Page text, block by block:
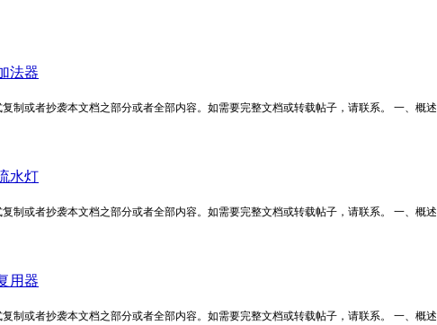
法器
制或者抄袭本文档之部分或者全部内容。如需要完整文档或转载帖子，请联系。 一、概述
水灯
制或者抄袭本文档之部分或者全部内容。如需要完整文档或转载帖子，请联系。 一、概述
用器
制或者抄袭本文档之部分或者全部内容。如需要完整文档或转载帖子，请联系。 一、概述